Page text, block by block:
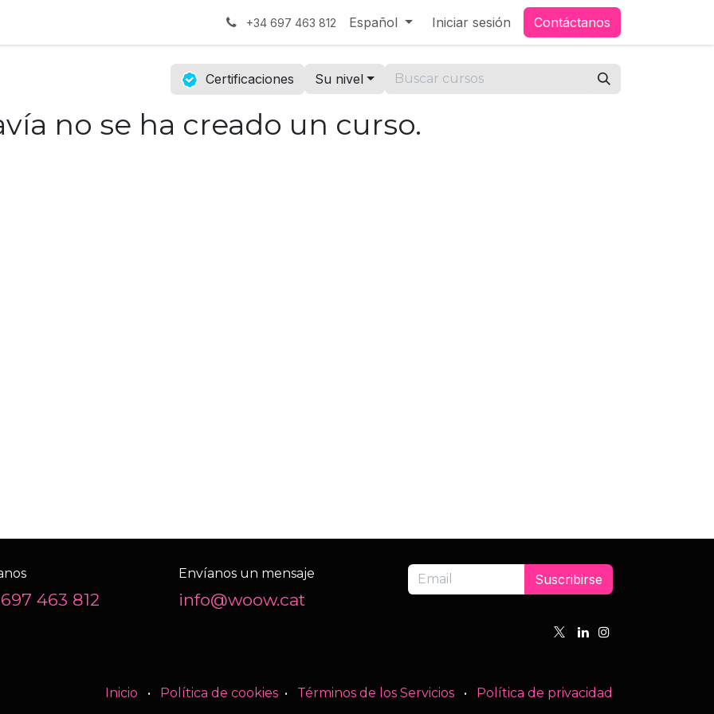
+34 697 463 812 Español Iniciar sesión Contáctanos
Su nivel
Certificaciones
no se ha creado un curso.
463 812
Envíanos un mensaje
info@woow.cat
Suscribirse
Inicio • Política de cookies • Términos de los Servicios • Política de privacidad